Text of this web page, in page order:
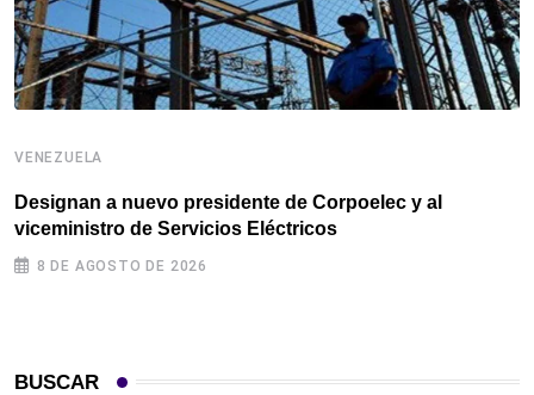
VENEZUELA
Designan a nuevo presidente de Corpoelec y al
viceministro de Servicios Eléctricos
8 DE AGOSTO DE 2026
BUSCAR